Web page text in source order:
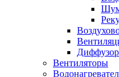
Вентиляторы